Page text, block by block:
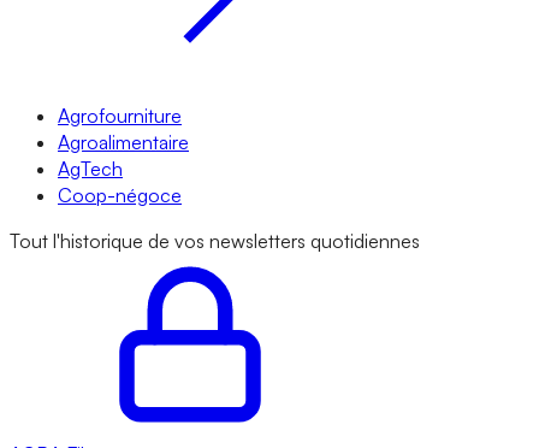
Agrofourniture
Agroalimentaire
AgTech
Coop-négoce
Tout l'historique de vos newsletters quotidiennes